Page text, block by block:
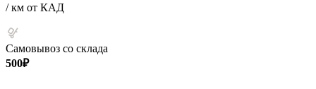
/ км от КАД
Самовывоз со склада
500₽